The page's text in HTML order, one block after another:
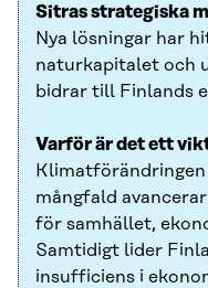
Sitras strategiska
Nya lösningar har
naturkapitalet och
bidrar till Finlands
Varför är det ett
mångfald
för samhället,
Samtidigt lider
insufficiens i